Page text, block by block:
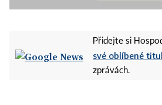
Přidejte si
své oblíbené
zprávách.